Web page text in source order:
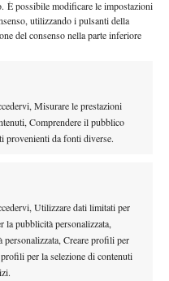
È possibile modificare le impostazioni
utilizzando i pulsanti della
del consenso nella parte inferiore
Misurare le prestazioni
Comprendere il pubblico
provenienti da fonti diverse.
Utilizzare dati limitati per
la pubblicità personalizzata,
Creare profili per
per la selezione di contenuti
dello storico
Hugo Dellien.
sue radici, è tifoso del
il proprio percorso
a Buenos Aires,
il preparatore
Ariel Borenstein sono
è boliviano.
nel tabellone
quanto rapidamente stia